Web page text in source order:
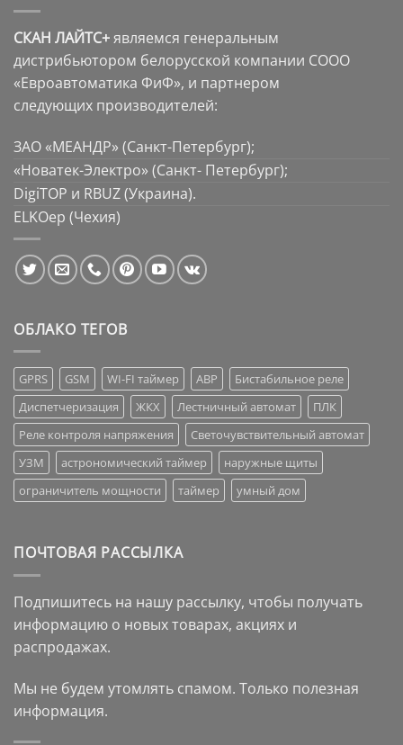
СКАН ЛАЙТС+являемся генеральным
дистрибьютором белорусской компании СООО
«Евроавтоматика ФиФ», и партнером
следующих производителей:
ЗАО «МЕАНДР» (Санкт-Петербург);
«Новатек-Электро» (Санкт- Петербург);
DigiTOP и RBUZ (Украина).
ELKOep (Чехия)
ОБЛАКО ТЕГОВ
GPRS GSM WI-FI таймер АВР
Бистабильное реле
Диспетчеризация
ЖКХ Лестничный автомат
ПЛК
Реле контроля напряжения
Светочувствительный автомат
УЗМ
астрономический таймер
наружные щиты
ограничитель мощности
таймер умный дом
ПОЧТОВАЯ РАССЫЛКА
Подпишитесь на нашу рассылку, чтобы получать
информацию о новых товарах, акциях и
распродажах.
Мы не будем утомлять спамом. Только полезная
информация.